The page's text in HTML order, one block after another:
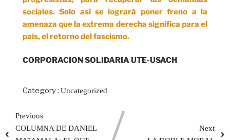
sociales. Solo así se logrará poner freno a la
amenaza que la extrema derecha significa para el
país, el retorno del fascismo.
CORPORACION SOLIDARIA UTE-USACH
Category : Uncategorized
Previous
COLUMNA DE DANIEL
Next